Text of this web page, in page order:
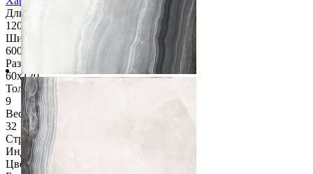
Длина, мм
1200
Ширина, мм
600
Размер
60х120
Толщина, мм
9
Вес упаковки, кг
32
Страна
Индия
Цвет